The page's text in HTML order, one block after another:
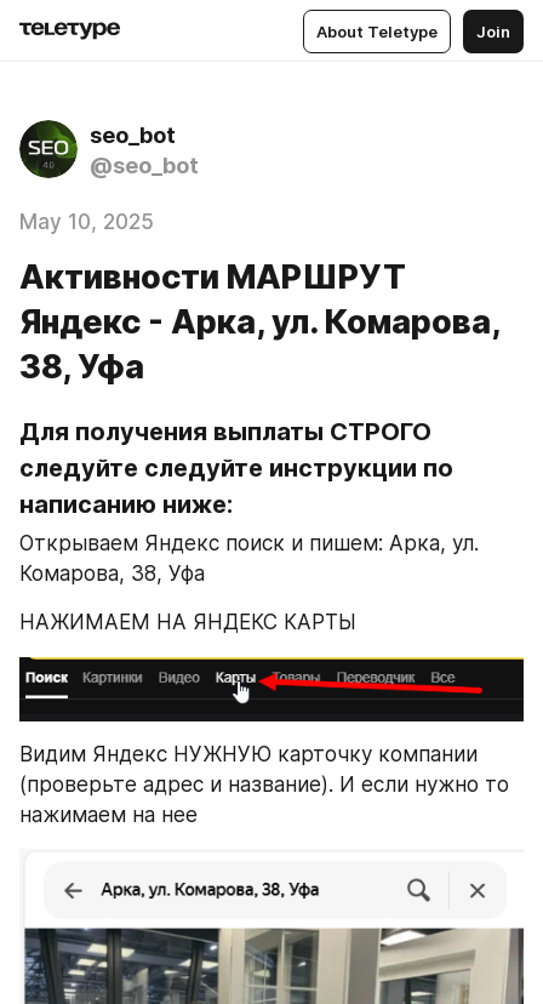
About Teletype Join
seo_bot
@seo_bot
May 10, 2025
Активности МАРШРУТ
Яндекс - Арка, ул. Комарова,
38, Уфа
Для получения выплаты СТРОГО
следуйте следуйте инструкции по
написанию ниже:
Открываем Яндекс поиск и пишем: Арка, ул.
Комарова, 38, Уфа
НАЖИМАЕМ НА ЯНДЕКС КАРТЫ
Видим Яндекс НУЖНУЮ карточку компании
(проверьте адрес и название). И если нужно то
нажимаем на нее